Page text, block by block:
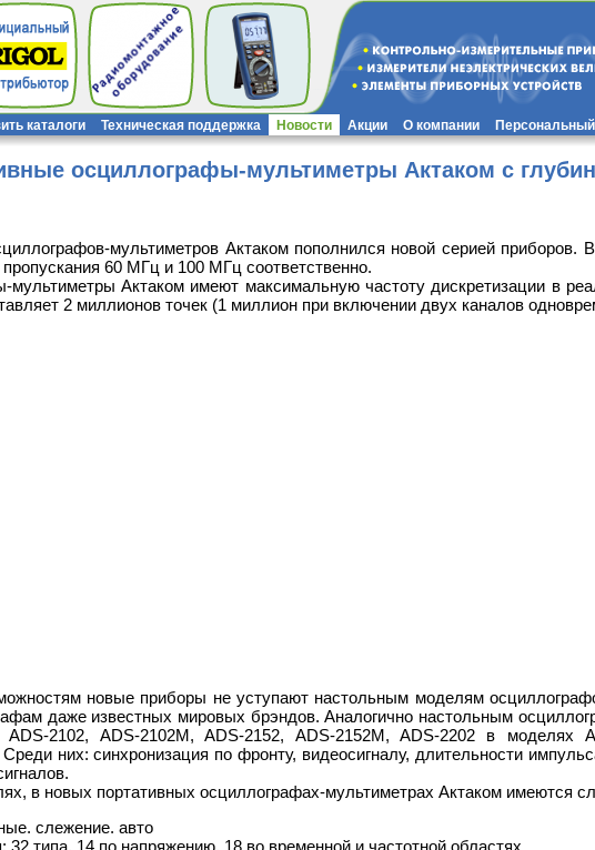
каталоги Техническая поддержка Новости Акции О компании
осциллографы-мультиметры Актаком с
мультиметров Актаком пополнился новой серией
60 МГц и 100 МГц соответственно.
Актаком имеют максимальную частоту дискретизации в
2 миллионов точек (1 миллион при включении двух каналов
новые приборы не уступают настольным моделям
даже известных мировых брэндов. Аналогично настольным
ADS-2102, ADS-2102M, ADS-2152, ADS-2152M, ADS-2202 в
них: синхронизация по фронту, видеосигналу, длительности
в новых портативных осциллографах-мультиметрах Актаком имеются
слежение. авто
32 типа. 14 по напряжению, 18 во временной и частотной областях